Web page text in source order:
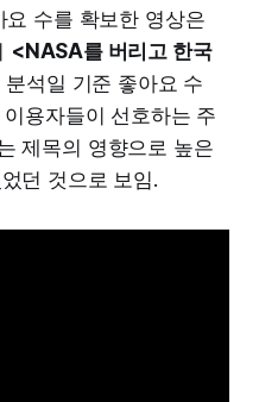
수를 확보한 영상은
<NASA를 버리고 한국
분석일 기준 좋아요 수
용자들이 선호하는 주
제목의 영향으로 높은
던 것으로 보임.